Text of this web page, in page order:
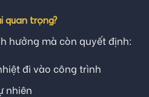
quan trọng?
hưởng mà còn quyết định:
đi vào công trình
nhiên